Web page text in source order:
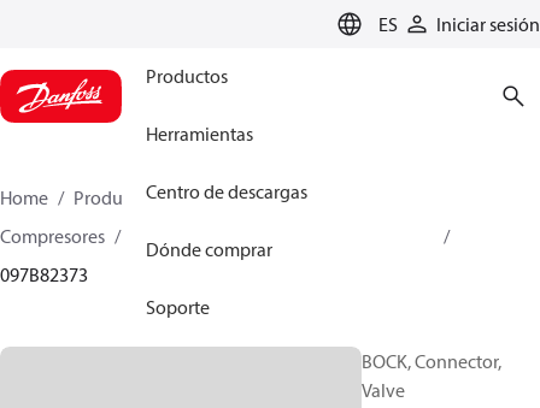
ES Iniciar sesión
Productos
Herramientas
Centro de descargas
Dónde comprar
Soporte
Home Productos
Climate Solutions for heating
Compresores
097B82373
BOCK, Connector,
Valve